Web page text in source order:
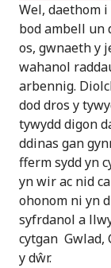
Wel, daethom i
bod ambell un
os, gwnaeth y
wahanol
arbennig.
dod dros y
tywydd digon
ddinas gan
fferm sydd yn
yn wir ac nid
ohonom ni yn
syfrdanol a
cytgan Gwlad,
y dŵr.